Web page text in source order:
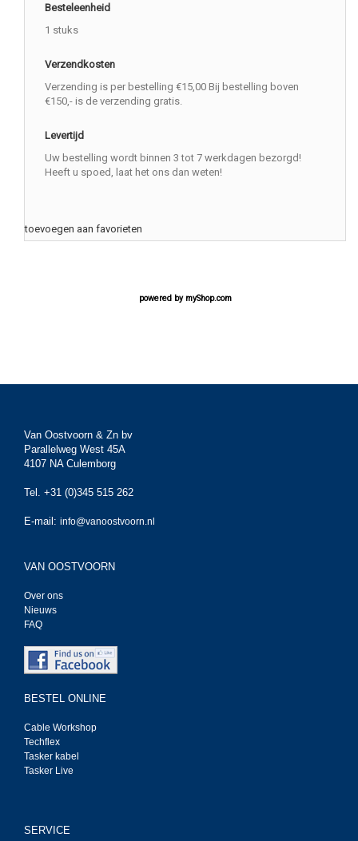
Besteleenheid
1 stuks
Verzendkosten
Verzending is per bestelling €15,00 Bij bestelling boven
€150,- is de verzending gratis.
Levertijd
Uw bestelling wordt binnen 3 tot 7 werkdagen bezorgd!
Heeft u spoed, laat het ons dan weten!
toevoegen aan favorieten
powered by myShop.com
Van Oostvoorn & Zn bv
Parallelweg West 45A
4107 NA Culemborg
Tel. +31 (0)345 515 262
E-mail: info@vanoostvoorn.nl
VAN OOSTVOORN
Over ons
Nieuws
FAQ
BESTEL ONLINE
Cable Workshop
Techflex
Tasker kabel
Tasker Live
SERVICE